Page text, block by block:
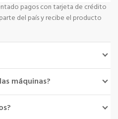
pagos con tarjeta de crédito
del país y recibe el producto
máquinas?